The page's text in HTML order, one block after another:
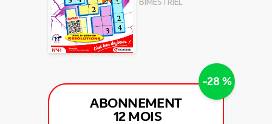
BIMESTRIEL
-28 %
ABONNEMENT
12 MOIS